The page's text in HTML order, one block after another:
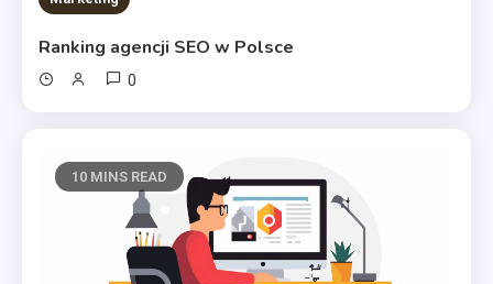
Ranking agencji SEO w Polsce
0
10 MINS READ